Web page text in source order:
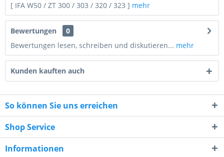
9 - 3 = ?
[ IFA W50 / ZT 300 / 303 / 320 / 323 ] mehr
Bewertungen
0
Bewertungen lesen, schreiben und diskutieren... mehr
Kunden kauften auch
So können Sie uns erreichen
Shop Service
Informationen